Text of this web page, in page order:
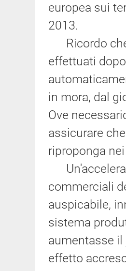
europea sui
2013.
Ricordo che
effettuati
in mora, dal
Ove
assicurare
riproponga
commerciali
auspicabile,
sistema
aumentasse il
effetto